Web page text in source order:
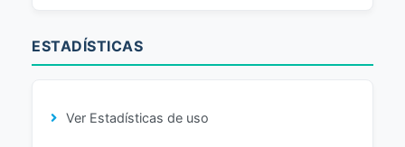
ESTADÍSTICAS
Ver Estadísticas de uso